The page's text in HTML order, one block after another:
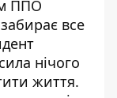
ППО
все
нічого
життя.